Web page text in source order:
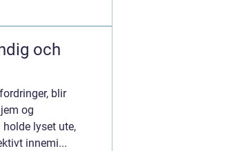
och
blir
og
lyset ute,
innemi...